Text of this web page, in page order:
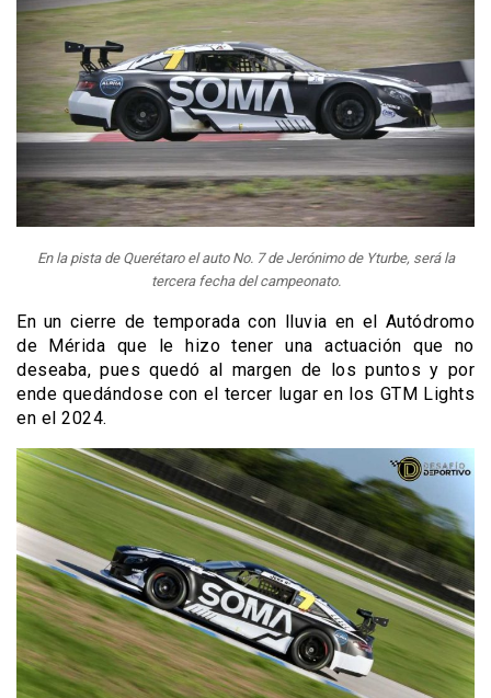
En la pista de Querétaro el auto No. 7 de Jerónimo de Yturbe, será la
tercera fecha del campeonato.
En un cierre de temporada con lluvia en el Autódromo
de Mérida que le hizo tener una actuación que no
deseaba, pues quedó al margen de los puntos y por
ende quedándose con el tercer lugar en los GTM Lights
en el 2024.